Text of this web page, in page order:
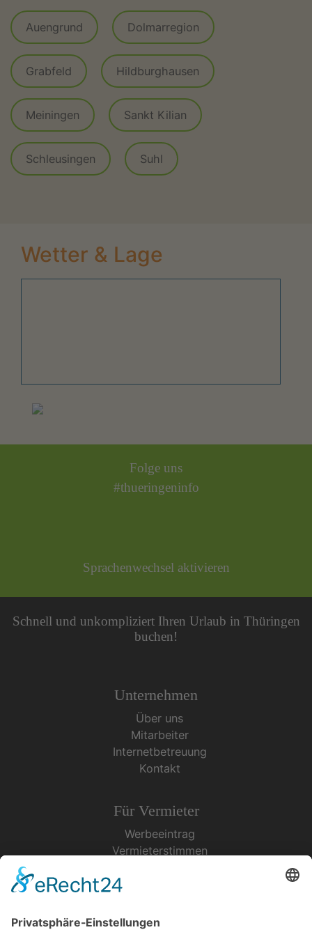
Auengrund Dolmarregion
Grabfeld Hildburghausen
Meiningen Sankt Kilian
Schleusingen Suhl
Wetter & Lage
Folge uns
#thueringeninfo
Sprachenwechsel aktivieren
Schnell und unkompliziert Ihren Urlaub in Thüringen
buchen!
Unternehmen
Über uns
Mitarbeiter
Internetbetreuung
Kontakt
Für Vermieter
Werbeeintrag
Vermieterstimmen
Urlaubsservice